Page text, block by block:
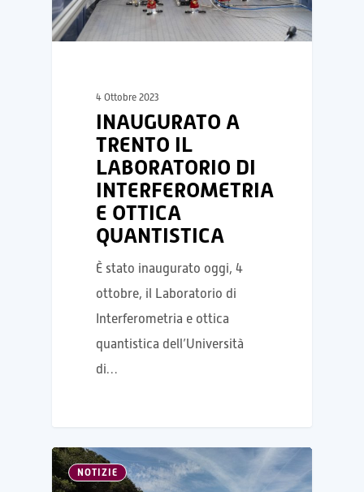
4 Ottobre 2023
INAUGURATO A
TRENTO IL
LABORATORIO DI
INTERFEROMETRIA
E OTTICA
QUANTISTICA
È stato inaugurato oggi, 4
ottobre, il Laboratorio di
Interferometria e ottica
quantistica dell’Università
di…
NOTIZIE